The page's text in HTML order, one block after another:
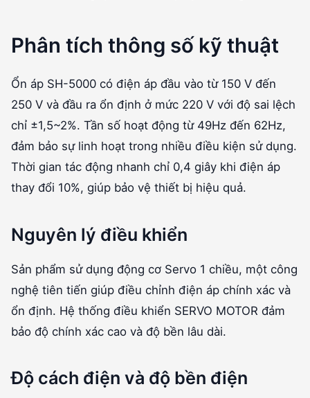
Phân tích thông số kỹ thuật
Ổn áp SH-5000 có điện áp đầu vào từ 150 V đến
250 V và đầu ra ổn định ở mức 220 V với độ sai lệch
chỉ ±1,5~2%. Tần số hoạt động từ 49Hz đến 62Hz,
đảm bảo sự linh hoạt trong nhiều điều kiện sử dụng.
Thời gian tác động nhanh chỉ 0,4 giây khi điện áp
thay đổi 10%, giúp bảo vệ thiết bị hiệu quả.
Nguyên lý điều khiển
Sản phẩm sử dụng động cơ Servo 1 chiều, một công
nghệ tiên tiến giúp điều chỉnh điện áp chính xác và
ổn định. Hệ thống điều khiển SERVO MOTOR đảm
bảo độ chính xác cao và độ bền lâu dài.
Độ cách điện và độ bền điện